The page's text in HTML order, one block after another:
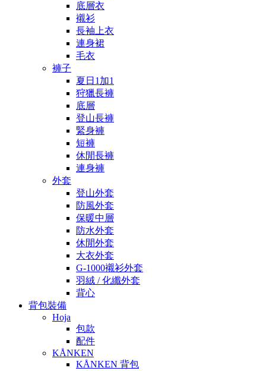
底層衣
襯衫
長袖上衣
連身裙
毛衣
褲子
夏日1加1
狩獵長褲
底層
登山長褲
緊身褲
短褲
休閒長褲
連身褲
外套
登山外套
防風外套
保暖中層
防水外套
休閒外套
大衣外套
G-1000襯衫外套
羽絨 / 化纖外套
背心
背包裝備
Hoja
包款
配件
KÅNKEN
KÅNKEN 背包